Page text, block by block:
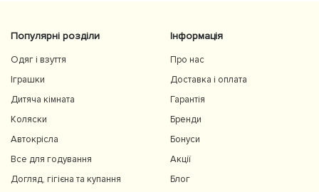
Популярні розділи
Одяг і взуття
Іграшки
Дитяча кімната
Коляски
Автокрісла
Все для годування
Догляд, гігієна та купання
Інформація
Про нас
Доставка і оплата
Гарантія
Бренди
Бонуси
Акції
Блог